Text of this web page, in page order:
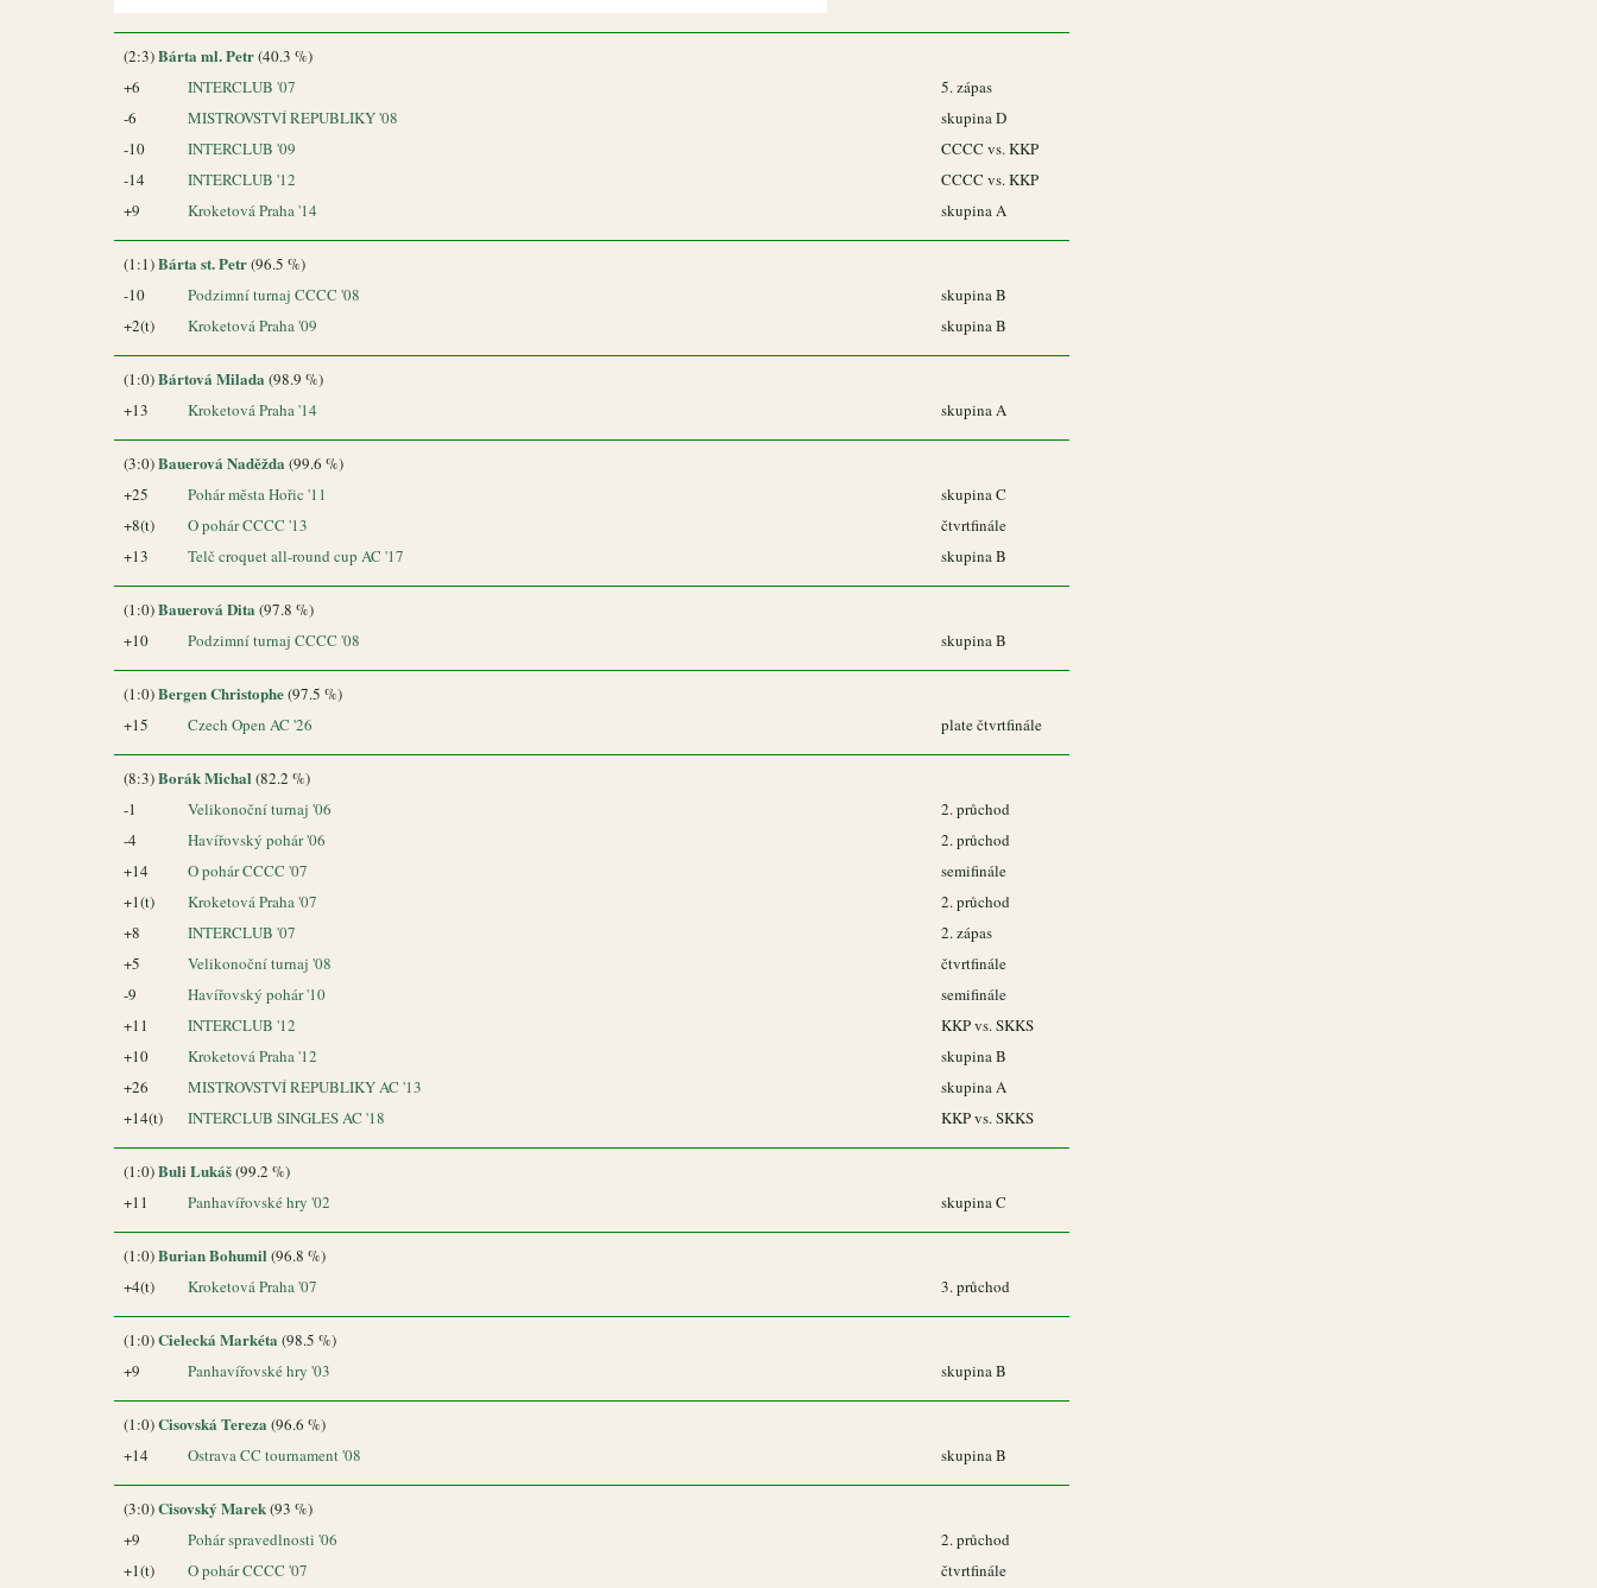
(2:3)Bárta ml. Petr(40.3 %)
+6
INTERCLUB '07
5. zápas
-6
MISTROVSTVÍ REPUBLIKY '08
skupina D
-10
INTERCLUB '09
CCCC vs. KKP
-14
INTERCLUB '12
CCCC vs. KKP
+9
Kroketová Praha '14 skupina A
(1:1)Bárta st. Petr(96.5 %)
-10
Podzimní turnaj CCCC '08
skupina B
+2(t)
Kroketová Praha '09 skupina B
(1:0)Bártová Milada (98.9 %)
+13
Kroketová Praha '14 skupina A
(3:0)Bauerová Naděžda (99.6 %)
+25
Pohár města Hořic '11
skupina C
+8(t)
O pohár CCCC '13
čtvrtfinále
+13
Telč croquet all-round cup AC '17 skupina B
(1:0)Bauerová Dita (97.8 %)
+10
Podzimní turnaj CCCC '08 skupina B
(1:0)Bergen Christophe(97.5 %)
+15
Czech Open AC '26 plate čtvrtfinále
(8:3)Borák Michal (82.2 %)
-1
Velikonoční turnaj '06
2. průchod
-4
Havířovský pohár '06
2. průchod
+14
O pohár CCCC '07
semifinále
+1(t)
Kroketová Praha '07
2. průchod
+8
INTERCLUB '07
2. zápas
+5
Velikonoční turnaj '08
čtvrtfinále
-9
Havířovský pohár '10
semifinále
+11
INTERCLUB '12
KKP vs. SKKS
+10
Kroketová Praha '12
skupina B
+26
MISTROVSTVÍ REPUBLIKY AC '13
skupina A
+14(t)
INTERCLUB SINGLES AC '18 KKP vs. SKKS
(1:0)Buli Lukáš(99.2 %)
+11
Panhavířovské hry '02 skupina C
(1:0)Burian Bohumil (96.8 %)
+4(t)
Kroketová Praha '07 3. průchod
(1:0)Cielecká Markéta (98.5 %)
+9
Panhavířovské hry '03 skupina B
(1:0)Cisovská Tereza (96.6 %)
+14
Ostrava CC tournament '08 skupina B
(3:0)Cisovský Marek(93 %)
+9
Pohár spravedlnosti '06
2. průchod
+1(t)
O pohár CCCC '07
čtvrtfinále